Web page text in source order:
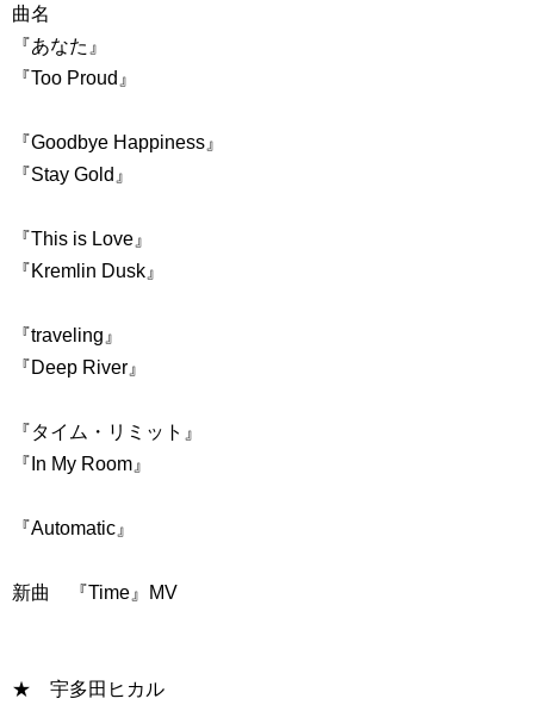
曲名
『あなた』
『Too Proud』
『Goodbye Happiness』
『Stay Gold』
『This is Love』
『Kremlin Dusk』
『traveling』
『Deep River』
『タイム・リミット』
『In My Room』
『Automatic』
新曲 『Time』MV
★ 宇多田ヒカル